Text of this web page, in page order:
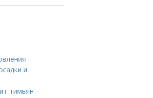
и
тимьян